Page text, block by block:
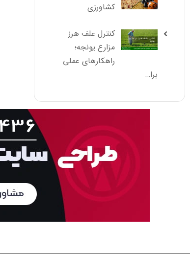
کشاورزی
کنترل علف هرز
مزارع یونجه؛
راهکارهای عملی
برا…